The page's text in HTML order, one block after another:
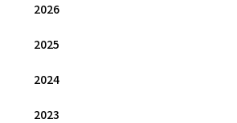
2026
2025
2024
2023